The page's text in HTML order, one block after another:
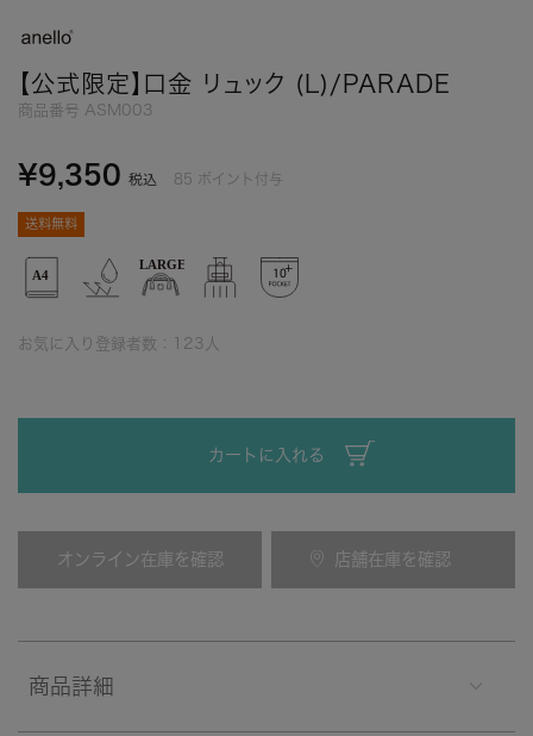
【公式限定】口金 リュック (L)/PARADE
商品番号 ASM003
¥9,350 税込 85 ポイント付与
送料無料
お気に入り登録者数： 123 人
カートに入れる
オンライン在庫を確認 店舗在庫を確認
商品詳細